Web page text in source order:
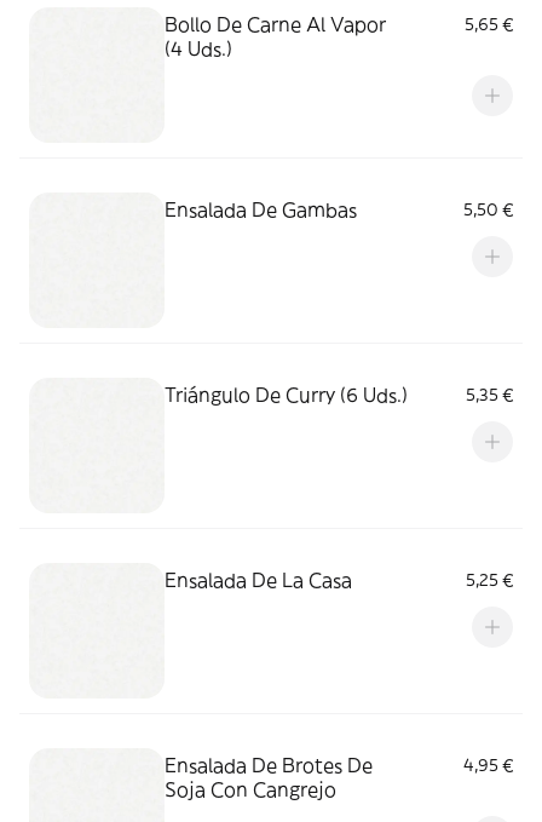
Bollo De Carne Al Vapor
(4 Uds.)
5,65 €
Ensalada De Gambas 5,50 €
Triángulo De Curry (6 Uds.) 5,35 €
Ensalada De La Casa 5,25 €
Ensalada De Brotes De
Soja Con Cangrejo
4,95 €